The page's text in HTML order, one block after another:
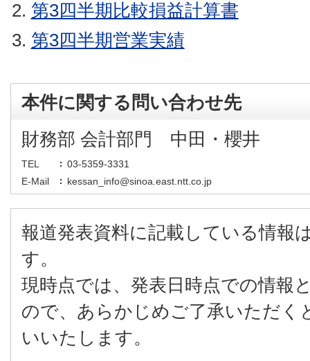
第3四半期比較損益計算書
第3四半期営業実績
本件に関する問い合わせ先
財務部 会計部門 中田・櫻井
TEL
03-5359-3331
E-Mail
kessan_info@sinoa.east.ntt.co.jp
報道発表資料に記載している情報
す。
現時点では、発表日時点での情報
ので、あらかじめご了承いただく
いいたします。